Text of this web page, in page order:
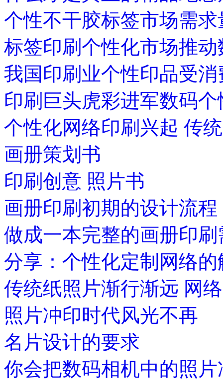
个性不干胶标签市场需
标签印刷个性化市场推
我国印刷业个性印品受
印刷巨头虎彩进军数码
个性化网络印刷兴起 传
画册策划书
印刷创意 照片书
画册印刷初期的设计流程
做成一本完整的画册印
分享：个性化定制网络的
传统纸照片渐行渐远 网
照片冲印时代风光不再
名片设计的要求
你会把数码相机中的照